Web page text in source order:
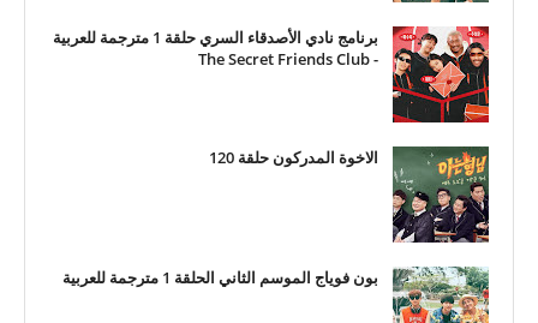
برنامج نادي الأصدقاء السري حلقة 1 مترجمة للعربية
- The Secret Friends Club
الاخوة المدركون حلقة 120
بون فوياج الموسم الثاني الحلقة 1 مترجمة للعربية